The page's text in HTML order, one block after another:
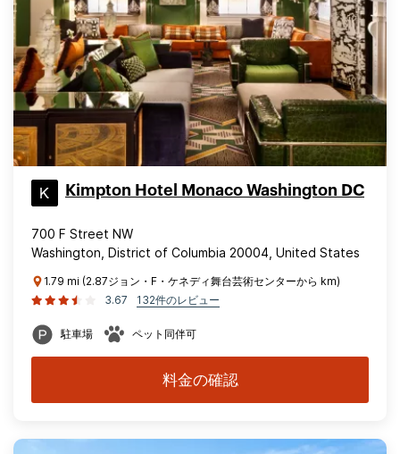
Kimpton Hotel Monaco Washington DC
700 F Street NW
Washington, District of Columbia 20004, United States
1.79 mi (2.87ジョン・F・ケネディ舞台芸術センターから km)
3.67
132件のレビュー
駐車場 ペット同伴可
料金の確認